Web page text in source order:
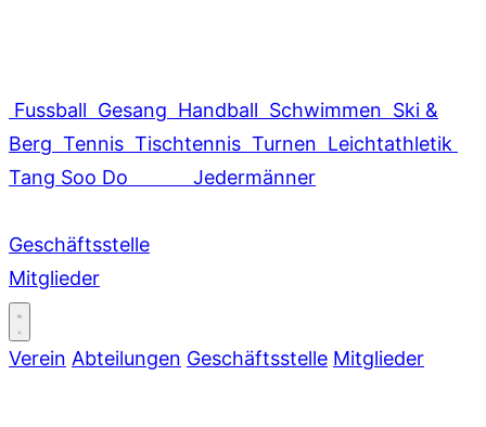
Fussball Gesang Handball Schwimmen Ski &
Berg Tennis Tischtennis Turnen Leichtathletik
Tang Soo Do
Jedermänner
Geschäftsstelle
Mitglieder
Verein Abteilungen Geschäftsstelle Mitglieder